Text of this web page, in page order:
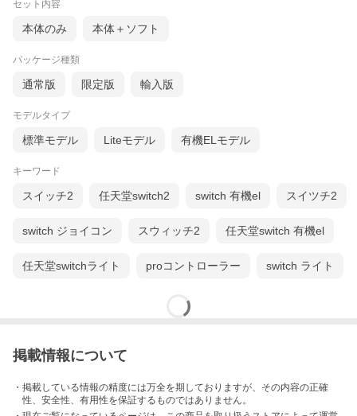
セット内容
本体のみ 本体＋ソフト
パッケージ種類
通常版 限定版 輸入版
モデルタイプ
標準モデル Liteモデル 有機ELモデル
キーワード
スイッチ2 任天堂switch2 switch 有機el スイツチ2
switch ジョイコン スウィッチ2 任天堂switch 有機el
任天堂switchライト proコントローラー switch ライト
掲載情報について
・掲載している情報の精度には万全を期しておりますが、その内容の正確
性、安全性、有用性を保証するものではありません。